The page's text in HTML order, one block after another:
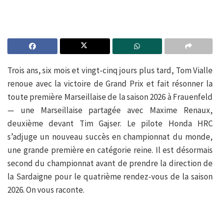
Trois ans, six mois et vingt-cinq jours plus tard, Tom Vialle
renoue avec la victoire de Grand Prix et fait résonner la
toute première Marseillaise de la saison 2026 à Frauenfeld
— une Marseillaise partagée avec Maxime Renaux,
deuxième devant Tim Gajser. Le pilote Honda HRC
s’adjuge un nouveau succès en championnat du monde,
une grande première en catégorie reine. Il est désormais
second du championnat avant de prendre la direction de
la Sardaigne pour le quatrième rendez-vous de la saison
2026. On vous raconte.